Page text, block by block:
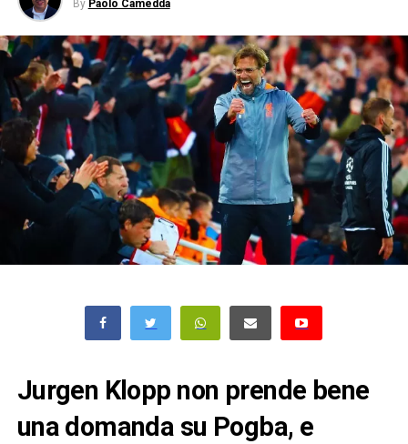
By Paolo Camedda
Jurgen Klopp non prende bene
una domanda su Pogba, e